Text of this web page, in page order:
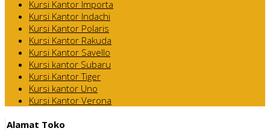
Kursi Kantor Importa
Kursi Kantor Indachi
Kursi Kantor Polaris
Kursi Kantor Rakuda
Kursi Kantor Savello
Kursi kantor Subaru
Kursi Kantor Tiger
Kursi kantor Uno
Kursi Kantor Verona
Alamat Toko